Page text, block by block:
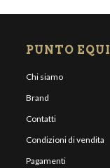
PUNTO
Chi siamo
Brand
Contatti
Condizioni di vendita
Pagamenti